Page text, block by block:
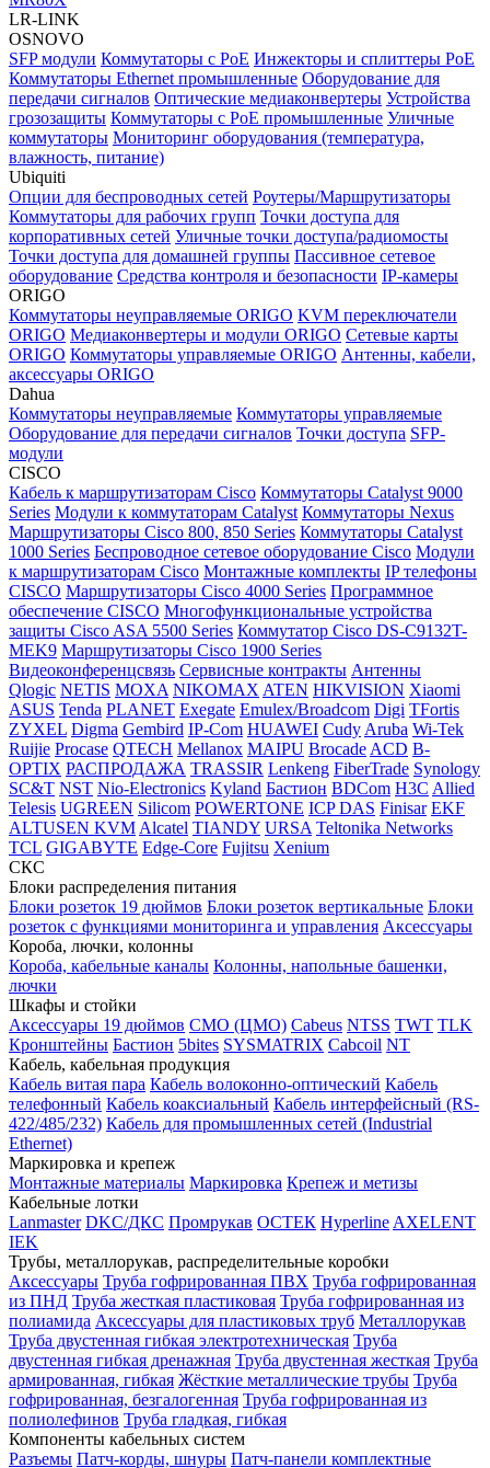
LR-LINK
OSNOVO
SFP модули Коммутаторы c PoE Инжекторы и сплиттеры PoE
Коммутаторы Ethernet промышленные Оборудование для
передачи сигналов Оптические медиаконвертеры Устройства
грозозащиты Коммутаторы с PoE промышленные Уличные
коммутаторы Мониторинг оборудования (температура,
влажность, питание)
Ubiquiti
Опции для беспроводных сетей Роутеры/Маршрутизаторы
Коммутаторы для рабочих групп Точки доступа для
корпоративных сетей Уличные точки доступа/радиомосты
Точки доступа для домашней группы Пассивное сетевое
оборудование Средства контроля и безопасности IP-камеры
ORIGO
Коммутаторы неуправляемые ORIGO KVM переключатели
ORIGO Медиаконвертеры и модули ORIGO Сетевые карты
ORIGO Коммутаторы управляемые ORIGO Антенны, кабели,
аксессуары ORIGO
Dahua
Коммутаторы неуправляемые Коммутаторы управляемые
Оборудование для передачи сигналов Точки доступа SFP-
модули
CISCO
Кабель к маршрутизаторам Cisco Коммутаторы Catalyst 9000
Series Модули к коммутаторам Catalyst Коммутаторы Nexus
Маршрутизаторы Cisco 800, 850 Series Коммутаторы Catalyst
1000 Series Беспроводное сетевое оборудование Cisco Модули
к маршрутизаторам Cisco Монтажные комплекты IP телефоны
СISCO Маршрутизаторы Cisco 4000 Series Программное
обеспечение СISCO Многофункциональные устройства
защиты Cisco ASA 5500 Series Коммутатор Cisco DS-C9132T-
MEK9 Маршрутизаторы Cisco 1900 Series
Видеоконференцсвязь Сервисные контракты Антенны
Qlogic NETIS MOXA NIKOMAX ATEN HIKVISION Xiaomi
ASUS Tenda PLANET Exegate Emulex/Broadcom Digi TFortis
ZYXEL Digma Gembird IP-Com HUAWEI Cudy Aruba Wi-Tek
Ruijie Procase QTECH Mellanox MAIPU Brocade ACD B-
OPTIX РАСПРОДАЖА TRASSIR Lenkeng FiberTrade Synology
SC&T NST Nio-Electronics Kyland Бастион BDCom H3C Allied
Telesis UGREEN Silicom POWERTONE ICP DAS Finisar EKF
ALTUSEN KVM Alcatel TIANDY URSA Teltonika Networks
TCL GIGABYTE Edge-Core Fujitsu Xenium
СКС
Блоки распределения питания
Блоки розеток 19 дюймов Блоки розеток вертикальные Блоки
розеток с функциями мониторинга и управления Аксессуары
Короба, лючки, колонны
Короба, кабельные каналы Колонны, напольные башенки,
лючки
Шкафы и стойки
Аксессуары 19 дюймов CMO (ЦМО) Cabeus NTSS TWT TLK
Кронштейны Бастион 5bites SYSMATRIX Cabcoil NT
Кабель, кабельная продукция
Кабель витая пара Кабель волоконно-оптический Кабель
телефонный Кабель коаксиальный Кабель интерфейсный (RS-
422/485/232) Кабель для промышленных сетей (Industrial
Ethernet)
Маркировка и крепеж
Монтажные материалы Маркировка Крепеж и метизы
Кабельные лотки
Lanmaster DKC/ДКС Промрукав ОСТЕК Hyperline AXELENT
IEK
Трубы, металлорукав, распределительные коробки
Аксессуары Труба гофрированная ПВХ Труба гофрированная
из ПНД Труба жесткая пластиковая Труба гофрированная из
полиамида Аксессуары для пластиковых труб Металлорукав
Труба двустенная гибкая электротехническая Труба
двустенная гибкая дренажная Труба двустенная жесткая Труба
армированная, гибкая Жёсткие металлические трубы Труба
гофрированная, безгалогенная Труба гофрированная из
полиолефинов Труба гладкая, гибкая
Компоненты кабельных систем
Разъемы Патч-корды, шнуры Патч-панели комплектные